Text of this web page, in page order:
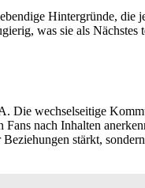
Hintergründe, die
was sie als Nächstes
Die wechselseitige
nach Inhalten
stärkt,